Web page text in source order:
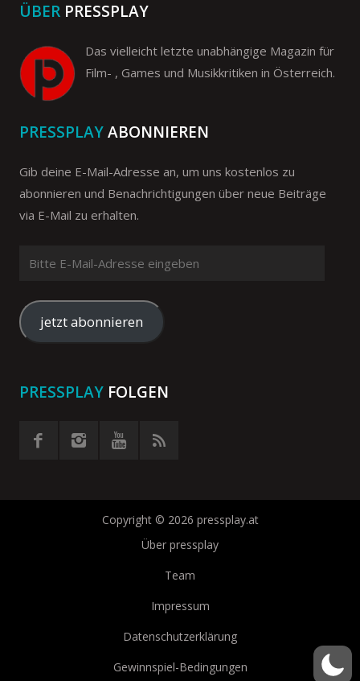
ÜBER PRESSPLAY
Das vielleicht letzte unabhängige Magazin für
Film- , Games und Musikkritiken in Österreich.
PRESSPLAYABONNIEREN
Gib deine E-Mail-Adresse an, um uns kostenlos zu
abonnieren und Benachrichtigungen über neue Beiträge
via E-Mail zu erhalten.
Mail-
Adresse
eingeben
jetzt abonnieren
PRESSPLAY FOLGEN
Copyright © 2026 pressplay.at
Über pressplay
Team
Impressum
Datenschutzerklärung
Gewinnspiel-Bedingungen